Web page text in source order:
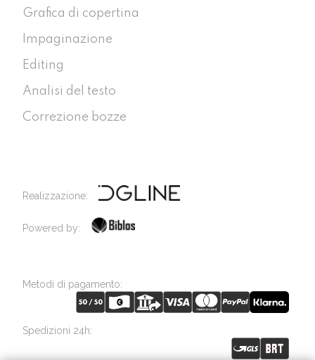
Grafica di copertina
Impaginazione
Editing
Analisi del testo
Correzione bozze
Realizzazione:
Powered by:
Metodi di pagamento:
Spedizioni 24h: